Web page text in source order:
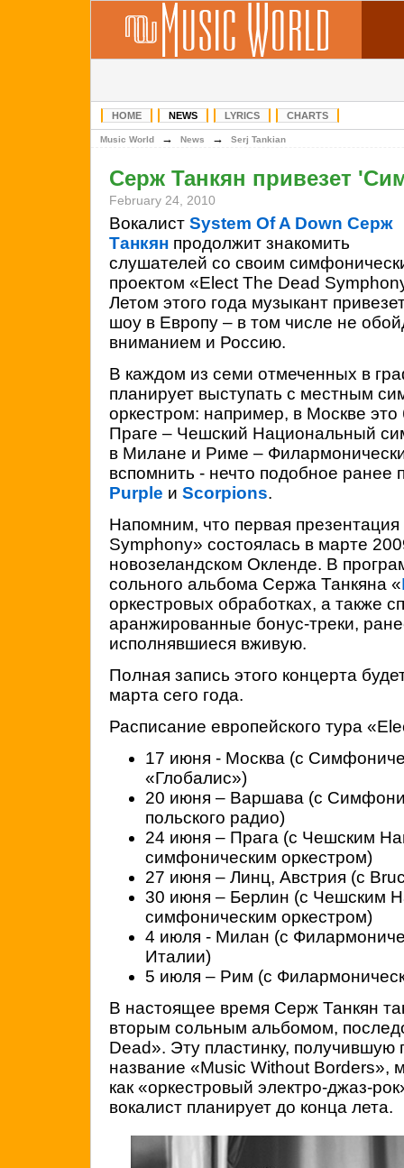
HOME NEWS LYRICS CHARTS
Music World → News → Serj Tankian
Серж Танкян привезет
February 24, 2010
Вокалист System Of A Down Серж
Танкян продолжит знакомить
слушателей со своим
проектом «Elect The Dead
Летом этого года музыкант
шоу в Европу – в том числе не
вниманием и Россию.
В каждом из семи отмеченных в
планирует выступать с местным
оркестром: например, в Москве это
Праге – Чешский Национальный
в Милане и Риме –
вспомнить - нечто подобное ранее
Purple и Scorpions.
Напомним, что первая
Symphony» состоялась в марте
новозеландском Окленде. В
сольного альбома Сержа Танкяна «
оркестровых обработках, а также
аранжированные бонус-треки,
исполнявшиеся вживую.
Полная запись этого концерта
марта сего года.
Расписание европейского тура
17 июня - Москва (с
«Глобалис»)
20 июня – Варшава (с
польского радио)
24 июня – Прага (с Чешским
симфоническим оркестром)
27 июня – Линц, Австрия (с
30 июня – Берлин (с Чешским
симфоническим оркестром)
4 июля - Милан (с
Италии)
5 июля – Рим (с
В настоящее время Серж Танкян
вторым сольным альбомом,
Dead». Эту пластинку, получившую
название «Music Without Borders»,
как «оркестровый электро-джаз-
вокалист планирует до конца лета.